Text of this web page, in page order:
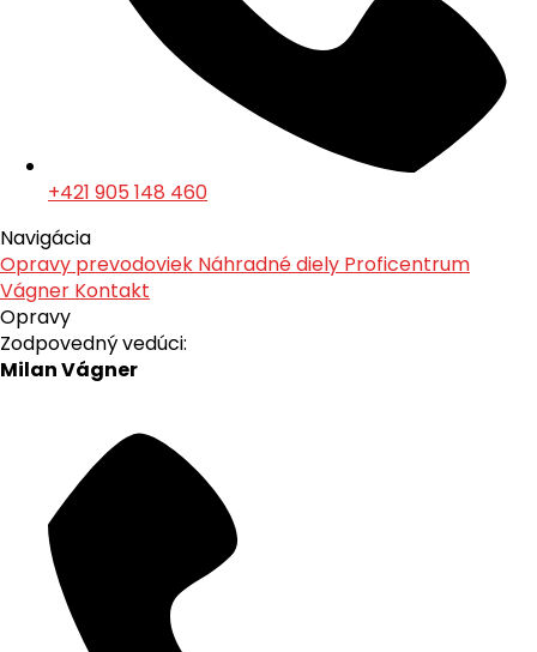
+421 905 148 460
Navigácia
Opravy prevodoviek Náhradné diely Proficentrum
Vágner Kontakt
Opravy
Zodpovedný vedúci:
Milan Vágner